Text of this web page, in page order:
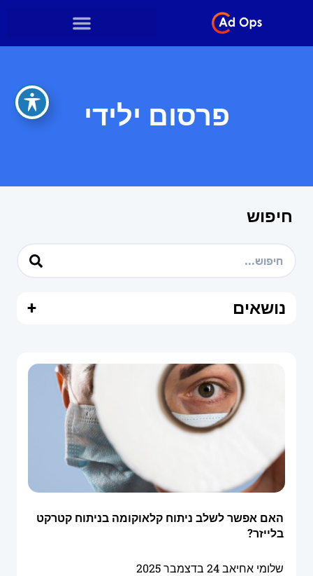
פרסום ילידי
חיפוש
נושאים +
האם אפשר לשלב ניתוח קלאוקומה בניתוח קטרקט
בלייזר?
שלומי אחיאב24 בדצמבר 2025